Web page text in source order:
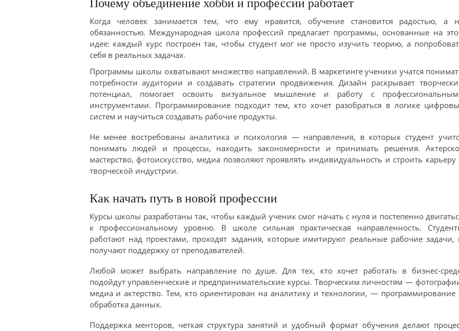
Почему объединение хобби и профессии работает
Когда человек занимается тем, что ему нравится, обучение становится радостью, а
обязанностью. Международная школа профессий предлагает программы, основанные на
идее: каждый курс построен так, чтобы студент мог не просто изучить теорию, а
себя в реальных задачах.
Программы школы охватывают множество направлений. В маркетинге ученики учатся
потребности аудитории и создавать стратегии продвижения. Дизайн раскрывает
потенциал, помогает освоить визуальное мышление и работу с
инструментами. Программирование подходит тем, кто хочет разобраться в логике
систем и научиться создавать рабочие продукты.
Не менее востребованы аналитика и психология — направления, в которых студент
понимать людей и процессы, находить закономерности и принимать решения.
мастерство, фотоискусство, медиа позволяют проявлять индивидуальность и строить карьеру
творческой индустрии.
Как начать путь в новой профессии
Курсы школы разработаны так, чтобы каждый ученик смог начать с нуля и постепенно
к профессиональному уровню. В школе сильная практическая направленность.
работают над проектами, проходят задания, которые имитируют реальные рабочие задачи,
получают поддержку от преподавателей.
Любой может выбрать направление по душе. Для тех, кто хочет работать в бизнес-
подойдут управленческие и предпринимательские курсы. Творческим личностям —
медиа и актерство. Тем, кто ориентирован на аналитику и технологии, — программирование
обработка данных.
Поддержка менторов, четкая структура занятий и удобный формат обучения делают